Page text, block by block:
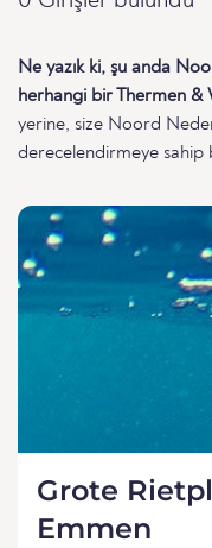
Ne yazık ki, şu anda
herhangi bir Thermen &
yerine, size Noord
derecelendirmeye sahip
Grote
Emmen